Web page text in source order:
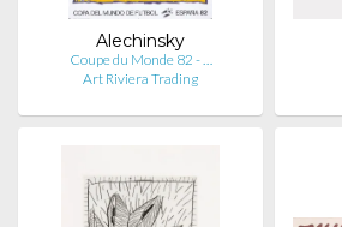
Alechinsky
Coupe du Monde 82 - …
Art Riviera Trading